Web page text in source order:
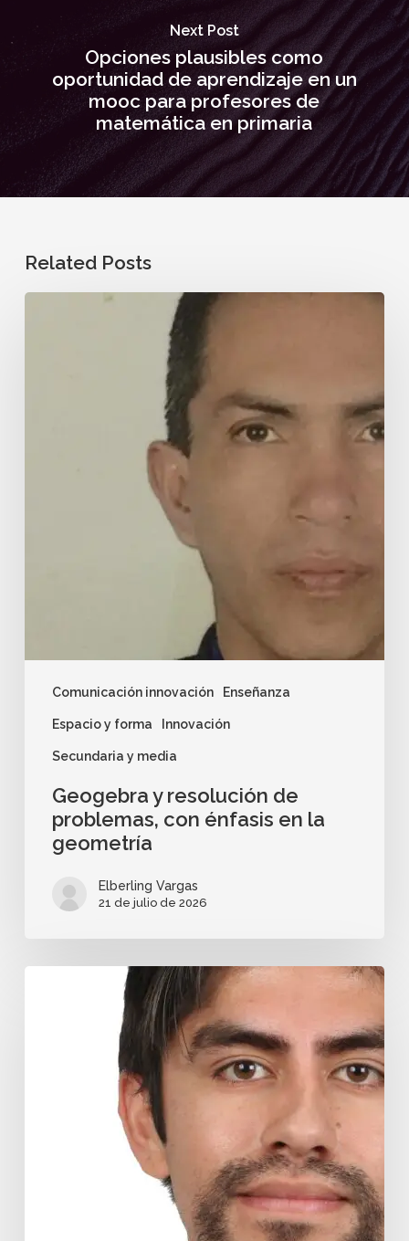
Next Post
Opciones plausibles como
oportunidad de aprendizaje en un
mooc para profesores de
matemática en primaria
Related Posts
Comunicación innovación Enseñanza
Espacio y forma Innovación
Secundaria y media
Geogebra y resolución de
problemas, con énfasis en la
geometría
Elberling Vargas
21 de julio de 2026